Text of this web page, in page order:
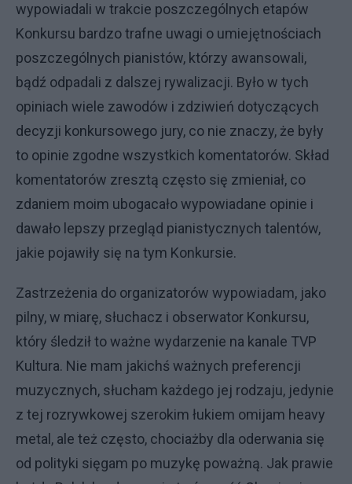
wypowiadali w trakcie poszczególnych etapów
Konkursu bardzo trafne uwagi o umiejętnościach
poszczególnych pianistów, którzy awansowali,
bądź odpadali z dalszej rywalizacji. Było w tych
opiniach wiele zawodów i zdziwień dotyczących
decyzji konkursowego jury, co nie znaczy, że były
to opinie zgodne wszystkich komentatorów. Skład
komentatorów zresztą często się zmieniał, co
zdaniem moim ubogacało wypowiadane opinie i
dawało lepszy przegląd pianistycznych talentów,
jakie pojawiły się na tym Konkursie.
Zastrzeżenia do organizatorów wypowiadam, jako
pilny, w miarę, słuchacz i obserwator Konkursu,
który śledził to ważne wydarzenie na kanale TVP
Kultura. Nie mam jakichś ważnych preferencji
muzycznych, słucham każdego jej rodzaju, jedynie
z tej rozrywkowej szerokim łukiem omijam heavy
metal, ale też często, chociażby dla oderwania się
od polityki sięgam po muzykę poważną. Jak prawie